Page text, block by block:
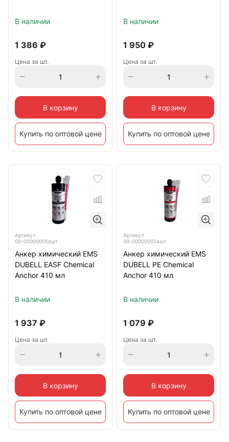
В наличии
1 386 ₽
Цена за шт.
В корзину
Купить по оптовой цене
В наличии
1 950 ₽
Цена за шт.
В корзину
Купить по оптовой цене
Артикул
00-00000005ашт
Анкер химический EMS
DUBELL EASF Chemical
Anchor 410 мл
В наличии
1 937 ₽
Цена за шт.
В корзину
Купить по оптовой цене
Артикул
00-00000002ашт
Анкер химический EMS
DUBELL PE Сhemical
Anchor 410 мл
В наличии
1 079 ₽
Цена за шт.
В корзину
Купить по оптовой цене